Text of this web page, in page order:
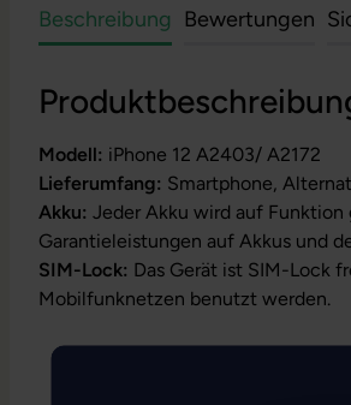
Beschreibung Bewertungen
Modell: iPhone 12 A2403/ A2172
Lieferumfang: Smartphone,
Akku: Jeder Akku wird auf
Garantieleistungen auf Akkus und
SIM-Lock: Das Gerät ist SIM-Lock
Mobilfunknetzen benutzt werden.